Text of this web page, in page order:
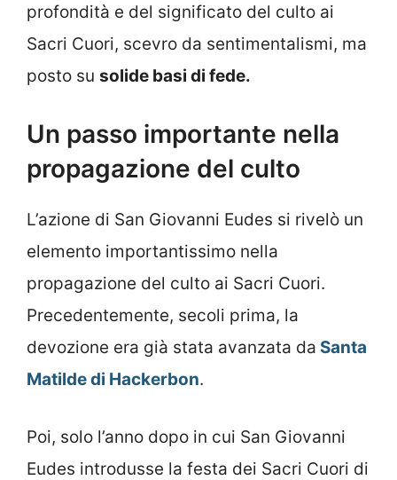
profondità e del significato del culto ai
Sacri Cuori, scevro da sentimentalismi, ma
posto su solide basi di fede.
Un passo importante nella
propagazione del culto
L’azione di San Giovanni Eudes si rivelò un
elemento importantissimo nella
propagazione del culto ai Sacri Cuori.
Precedentemente, secoli prima, la
devozione era già stata avanzata da Santa
Matilde di Hackerbon.
Poi, solo l’anno dopo in cui San Giovanni
Eudes introdusse la festa dei Sacri Cuori di